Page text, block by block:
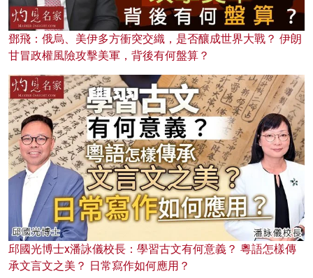
鄧飛：俄烏、美伊多方衝突交織，是否釀成世界大戰？ 伊朗
甘冒政權風險攻擊美軍，背後有何盤算？
邱國光博士x潘詠儀校長：學習古文有何意義？ 粵語怎樣傳
承文言文之美？ 日常寫作如何應用？